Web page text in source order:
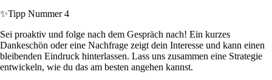
✨Tipp Nummer 4
Sei proaktiv und folge nach dem Gespräch nach! Ein kurzes
Dankeschön oder eine Nachfrage zeigt dein Interesse und kann einen
bleibenden Eindruck hinterlassen. Lass uns zusammen eine Strategie
entwickeln, wie du das am besten angehen kannst.